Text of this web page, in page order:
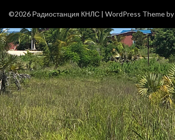
©2026 Радиостанция КНЛС | WordPress Theme by